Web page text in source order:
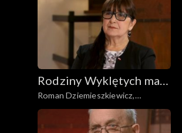
Rodziny Wyklętych mają
głos
Roman Dziemieszkiewicz,
pseudonim Pogoda